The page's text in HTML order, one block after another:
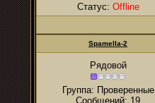
Статус: Offline
Spamella-2
Рядовой
Группа: Проверенные
Сообщений: 19